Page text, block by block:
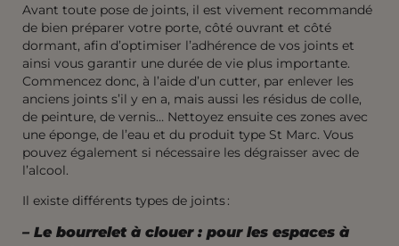
Avant toute pose de joints, il est vivement recommandé
de bien préparer votre porte, côté ouvrant et côté
dormant, afin d’optimiser l’adhérence de vos joints et
ainsi vous garantir une durée de vie plus importante.
Commencez donc, à l’aide d’un cutter, par enlever les
anciens joints s’il y en a, mais aussi les résidus de colle,
de peinture, de vernis… Nettoyez ensuite ces zones avec
une éponge, de l’eau et du produit type St Marc. Vous
pouvez également si nécessaire les dégraisser avec de
l’alcool.
Il existe différents types de joints :
– Le bourrelet à clouer : pour les espaces à